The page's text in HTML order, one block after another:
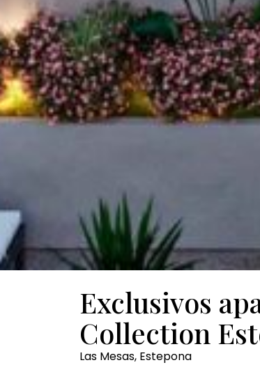
Exclusivos
Collection
Las Mesas, Estepona